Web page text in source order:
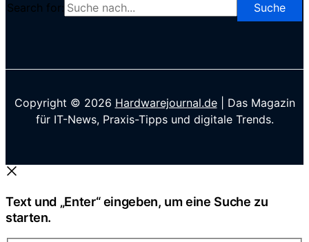
Search for:
Copyright © 2026 Hardwarejournal.de| Das Magazin
für IT-News, Praxis-Tipps und digitale Trends.
Text und „Enter“ eingeben, um eine Suche zu
starten.